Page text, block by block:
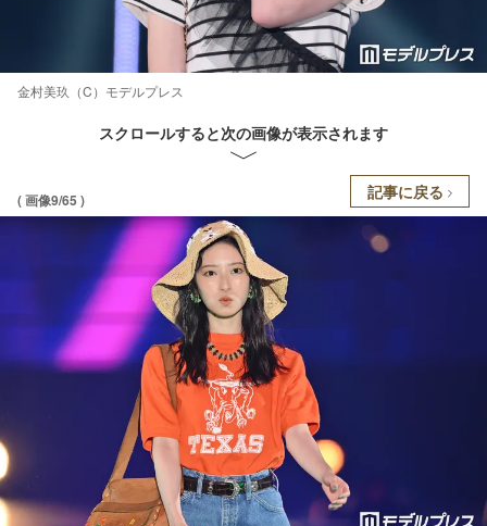
金村美玖（C）モデルプレス
スクロールすると次の画像が表示されます
( 画像9/65 ) 記事に戻る